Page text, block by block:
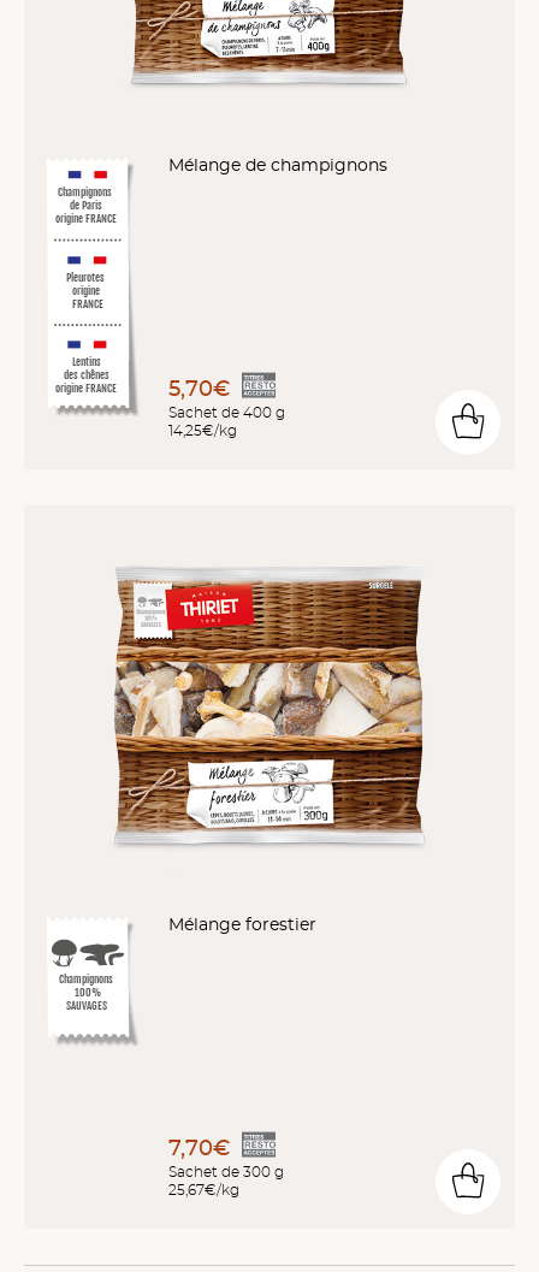
Champignons
de Paris
origine FRANCE
Pleurotes
origine
FRANCE
Lentins
des chênes
origine FRANCE
Mélange de champignons
5,70€
Sachet de 400 g
14,25€/kg
Champignons
100%
SAUVAGES
Mélange forestier
7,70€
Sachet de 300 g
25,67€/kg